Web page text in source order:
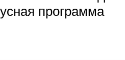
программа